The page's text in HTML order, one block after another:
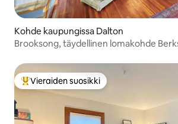
Kohde kaupungissa Dalton
Brooksong, täydellinen lomakohde
Vieraiden suosikkien parhaimmistoa
Vieraiden suosikki